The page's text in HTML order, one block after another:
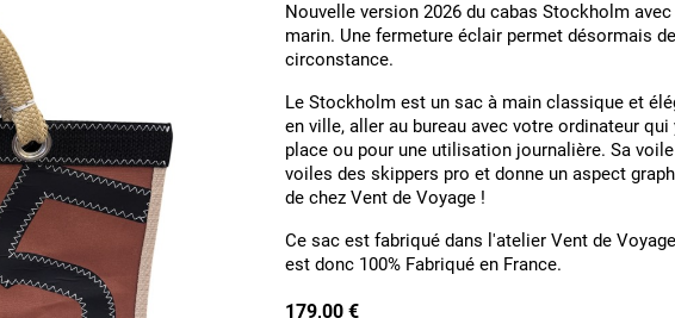
Nouvelle version 2026 du cabas Stockholm
marin. Une fermeture éclair permet désormais
circonstance.
Le Stockholm est un sac à main classique et
en ville, aller au bureau avec votre ordinateur
place ou pour une utilisation journalière. Sa
voiles des skippers pro et donne un aspect
de chez Vent de Voyage !
Ce sac est fabriqué dans l'atelier Vent de
est donc 100% Fabriqué en France.
179,00 €